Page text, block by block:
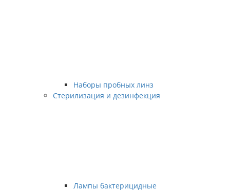
Наборы пробных линз
Стерилизация и дезинфекция
Лампы бактерицидные